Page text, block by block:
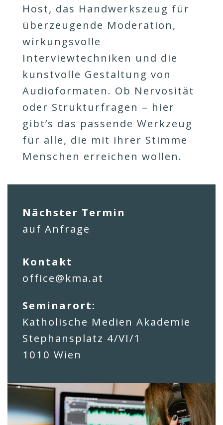
Host, das Handwerkszeug für
überzeugende Moderation,
wirkungsvolle
Interviewtechniken und die
kunstvolle Gestaltung von
Audioformaten. Ob Nervosität
oder Strukturfragen – hier
gibt’s das passende Werkzeug
für alle, die mit ihrer Stimme
Menschen erreichen wollen.
Nächster Termin
auf Anfrage
Kontakt
office@kma.at
Seminarort:
Katholische Medien Akademie
Stephansplatz 4/VI/1
1010 Wien